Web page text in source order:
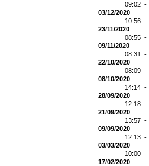
09:02 -
03/12/2020
10:56 -
23/11/2020
08:55 -
09/11/2020
08:31 -
22/10/2020
08:09 -
08/10/2020
14:14 -
28/09/2020
12:18 -
21/09/2020
13:57 -
09/09/2020
12:13 -
03/03/2020
10:00 -
17/02/2020